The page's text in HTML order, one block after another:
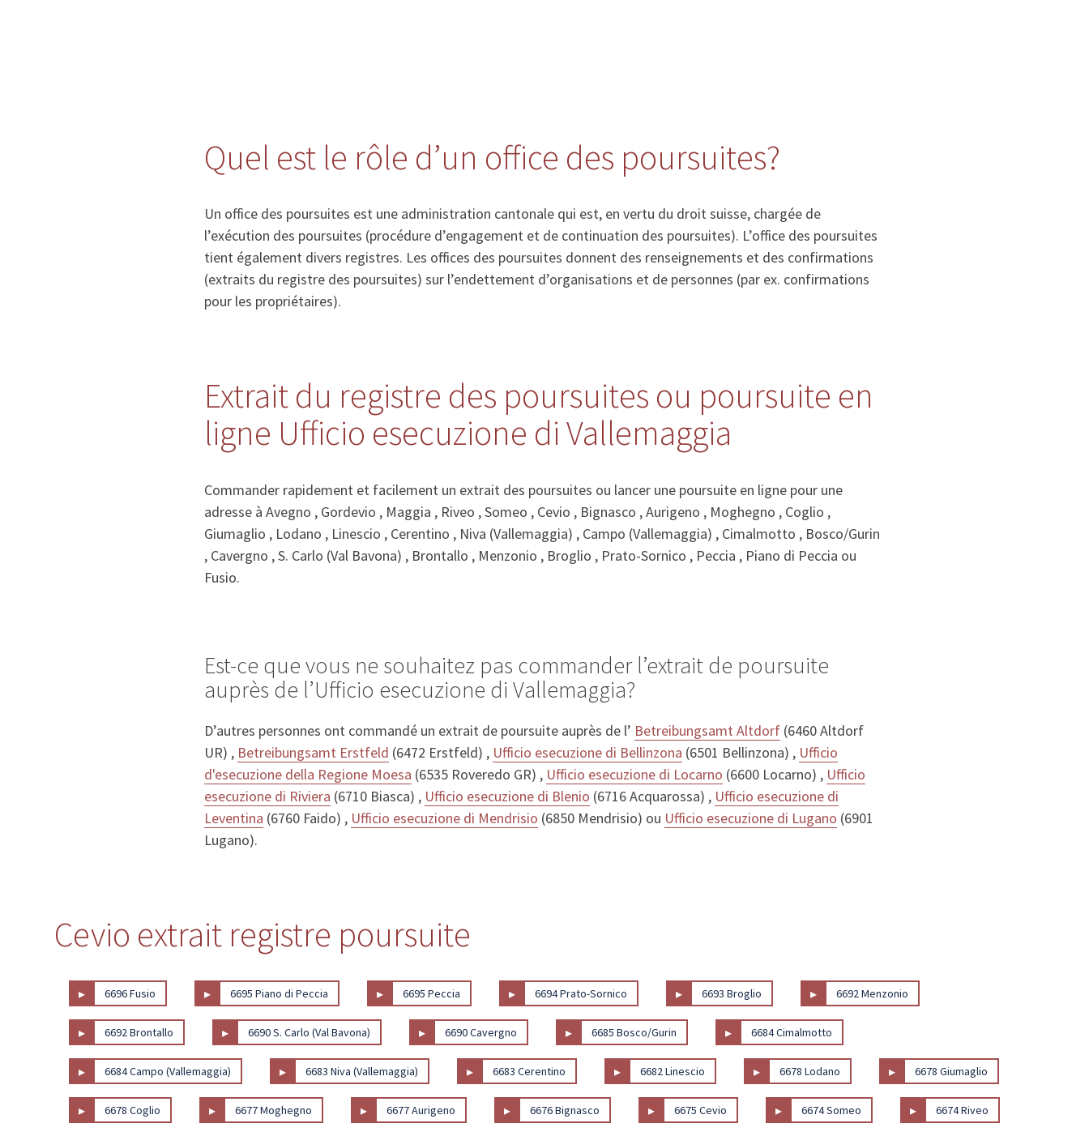
Quel est le rôle d’un office des poursuites?
Un office des poursuites est une administration cantonale qui est, en vertu du droit suisse, chargée de
l’exécution des poursuites (procédure d’engagement et de continuation des poursuites). L’office des poursuites
tient également divers registres. Les offices des poursuites donnent des renseignements et des confirmations
(extraits du registre des poursuites) sur l’endettement d’organisations et de personnes (par ex. confirmations
pour les propriétaires).
Extrait du registre des poursuites ou poursuite en
ligne Ufficio esecuzione di Vallemaggia
Commander rapidement et facilement un extrait des poursuites ou lancer une poursuite en ligne pour une
adresse à Avegno , Gordevio , Maggia , Riveo , Someo , Cevio , Bignasco , Aurigeno , Moghegno , Coglio ,
Giumaglio , Lodano , Linescio , Cerentino , Niva (Vallemaggia) , Campo (Vallemaggia) , Cimalmotto , Bosco/Gurin
, Cavergno , S. Carlo (Val Bavona) , Brontallo , Menzonio , Broglio , Prato-Sornico , Peccia , Piano di Peccia ou
Fusio.
Est-ce que vous ne souhaitez pas commander l’extrait de poursuite
auprès de l’Ufficio esecuzione di Vallemaggia?
D’autres personnes ont commandé un extrait de poursuite auprès de l’ Betreibungsamt Altdorf (6460 Altdorf
UR) , Betreibungsamt Erstfeld (6472 Erstfeld) , Ufficio esecuzione di Bellinzona (6501 Bellinzona) , Ufficio
d'esecuzione della Regione Moesa (6535 Roveredo GR) , Ufficio esecuzione di Locarno (6600 Locarno) , Ufficio
esecuzione di Riviera (6710 Biasca) , Ufficio esecuzione di Blenio (6716 Acquarossa) , Ufficio esecuzione di
Leventina (6760 Faido) , Ufficio esecuzione di Mendrisio (6850 Mendrisio) ou Ufficio esecuzione di Lugano (6901
Lugano).
Cevio extrait registre poursuite
▸ 6696 Fusio ▸ 6695 Piano di Peccia ▸ 6695 Peccia ▸ 6694 Prato-Sornico ▸ 6693 Broglio ▸ 6692 Menzonio
▸ 6692 Brontallo ▸ 6690 S. Carlo (Val Bavona) ▸ 6690 Cavergno ▸ 6685 Bosco/Gurin ▸ 6684 Cimalmotto
▸ 6684 Campo (Vallemaggia) ▸ 6683 Niva (Vallemaggia) ▸ 6683 Cerentino ▸ 6682 Linescio ▸ 6678 Lodano ▸ 6678 Giumaglio
▸ 6678 Coglio ▸ 6677 Moghegno ▸ 6677 Aurigeno ▸ 6676 Bignasco ▸ 6675 Cevio ▸ 6674 Someo ▸ 6674 Riveo